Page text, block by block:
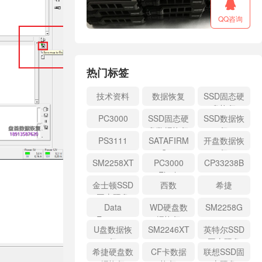
热门标签
技术资料 数据恢复
SSD固态硬
盘恢复
PC3000
SSD固态硬
盘数据恢复
SSD数据恢
复
PS3111
SATAFIRM
S11
开盘数据恢
复
SM2258XT
PC3000
Flash
CP33238B
金士顿SSD
固态硬盘
西数
希捷
Data
Extractor
WD硬盘数
据恢复
SM2258G
U盘数据恢
复
SM2246XT
英特尔SSD
固态硬盘
希捷硬盘数
CF卡数据
联想SSD固

QQ咨询